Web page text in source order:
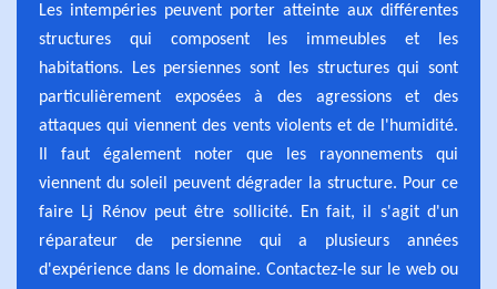
Les intempéries peuvent porter atteinte aux différentes
structures qui composent les immeubles et les
habitations. Les persiennes sont les structures qui sont
particulièrement exposées à des agressions et des
attaques qui viennent des vents violents et de l'humidité.
Il faut également noter que les rayonnements qui
viennent du soleil peuvent dégrader la structure. Pour ce
faire Lj Rénov peut être sollicité. En fait, il s'agit d'un
réparateur de persienne qui a plusieurs années
d'expérience dans le domaine. Contactez-le sur le web ou